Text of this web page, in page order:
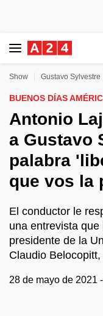
Show Gustavo Sylvestre
BUENOS DÍAS
Antonio
a Gustavo
palabra
que vos la
El conductor le
una entrevista
presidente de la
Claudio
28 de mayo de 2021